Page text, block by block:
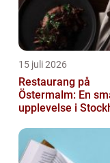
15 juli 2026
Restaurang på
Östermalm: En
upplevelse i